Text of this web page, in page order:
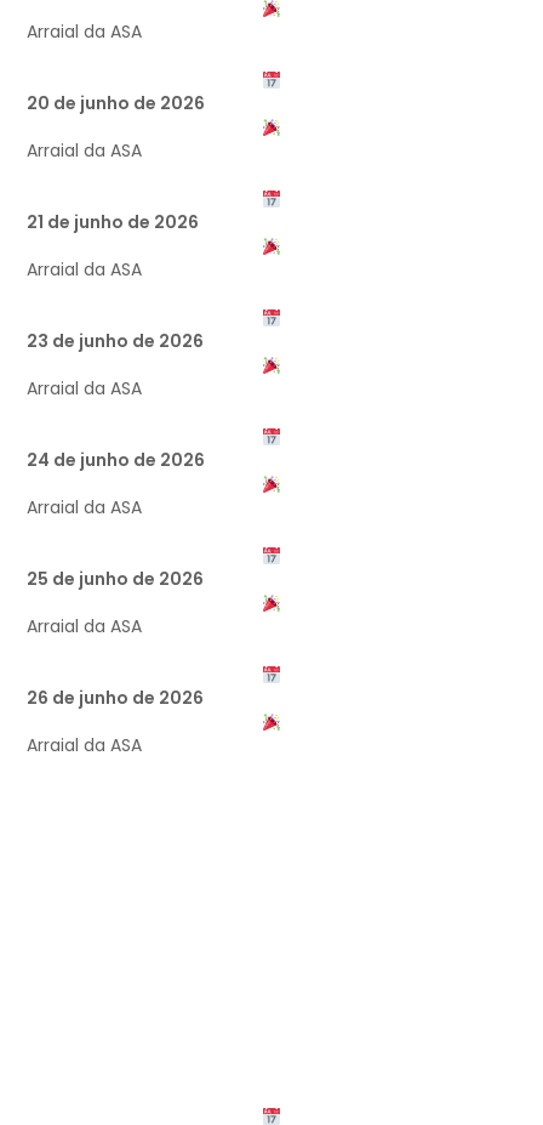
Arraial da ASA
20 de junho de 2026
Arraial da ASA
21 de junho de 2026
Arraial da ASA
23 de junho de 2026
Arraial da ASA
24 de junho de 2026
Arraial da ASA
25 de junho de 2026
Arraial da ASA
26 de junho de 2026
Arraial da ASA